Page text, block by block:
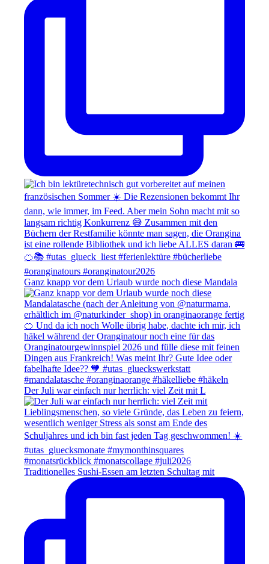
Ganz knapp vor dem Urlaub wurde noch diese Mandala
Der Juli war einfach nur herrlich: viel Zeit mit L
Traditionelles Sushi-Essen am letzten Schultag mit